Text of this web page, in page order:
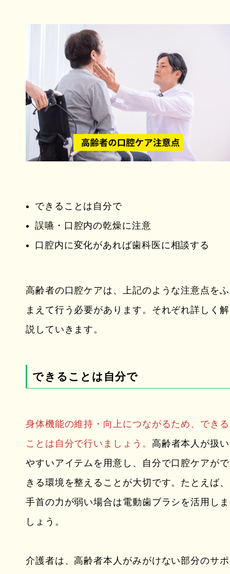
できることは自分で
誤嚥・口腔内の乾燥に注意
口腔内に変化があれば歯科医に相談する
高齢者の口腔ケアは、上記のような注意点をふ
まえて行う必要があります。それぞれ詳しく解
説していきます。
できることは自分で
身体機能の維持・向上につながるため、できる
ことは自分で行いましょう。 高齢者本人が扱い
やすいアイテムを用意し、自分で口腔ケアがで
きる環境を整えることが大切です。たとえば、
手首の力が弱い場合は電動歯ブラシを活用しま
しょう。
介護者は、高齢者本人がみがけない部分のサポ